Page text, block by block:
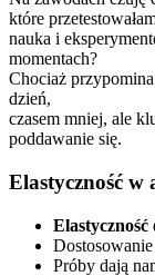
które
nauka i
momentach?
Chociaż
dzień,
czasem mniej, ale
poddawanie się.
Elastyczność
Elastyczność
Próby dają